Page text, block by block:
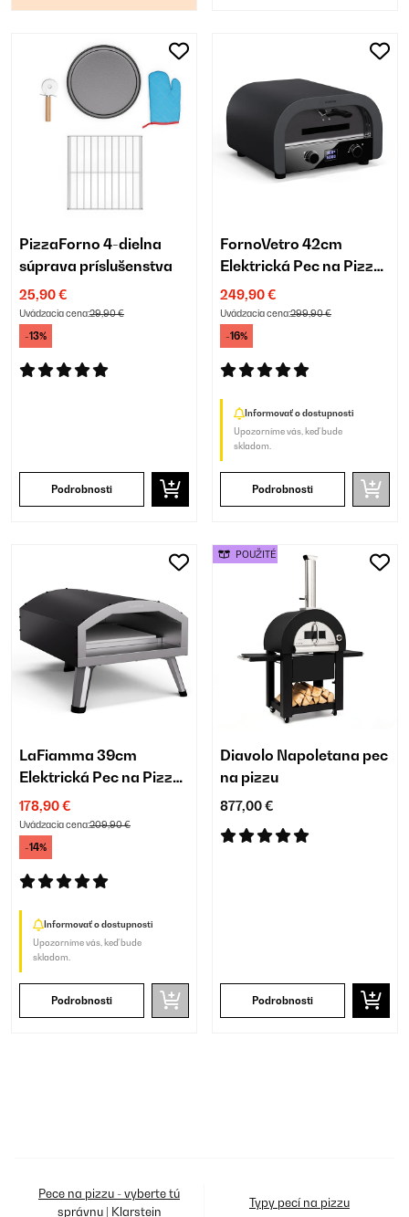
PizzaForno 4-dielna
súprava príslušenstva
25,90 €
Uvádzacia cena:29,90 €
-13%
Podrobnosti
FornoVetro 42cm
Elektrická Pec na Pizzu
Čierna
249,90 €
Uvádzacia cena:299,90 €
-16%
Informovať o dostupnosti
Upozorníme vás, keď bude
skladom.
Podrobnosti
LaFiamma 39cm
Elektrická Pec na Pizzu
Čierna
178,90 €
Uvádzacia cena:209,90 €
-14%
Informovať o dostupnosti
Upozorníme vás, keď bude
skladom.
Podrobnosti
Diavolo Napoletana pec
na pizzu
877,00 €
Podrobnosti
POUŽITÉ
Pece na pizzu - vyberte tú
správnu | Klarstein
Typy pecí na pizzu